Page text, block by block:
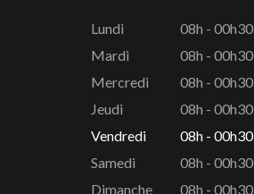
Lundi
08h - 00h30
Mardi
08h - 00h30
Mercredi
08h - 00h30
Jeudi
08h - 00h30
Vendredi
08h - 00h30
Samedi
08h - 00h30
Dimanche
08h - 00h30